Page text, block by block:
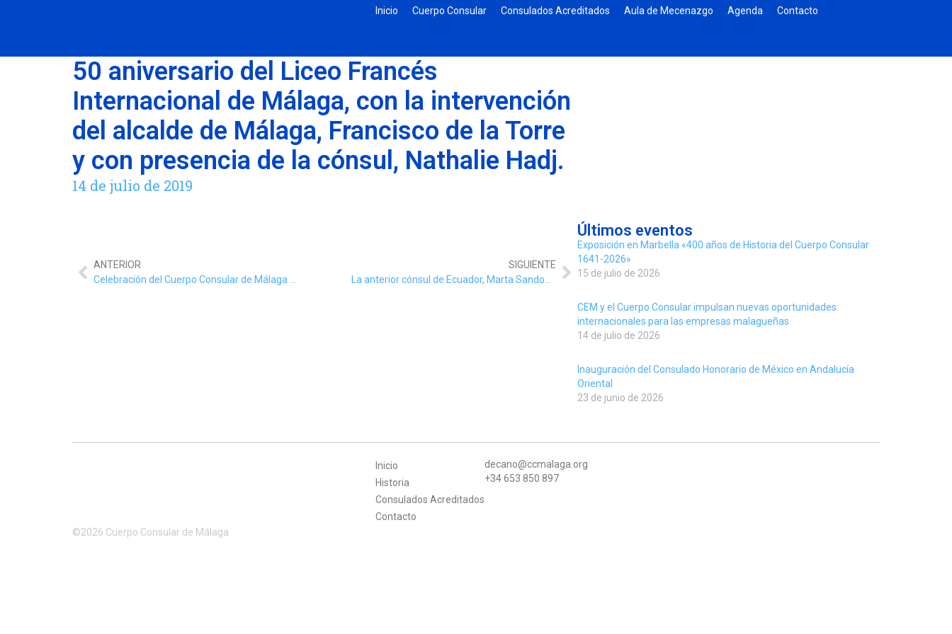
Inicio Cuerpo Consular Consulados Acreditados Aula de Mecenazgo Agenda Contacto
50 aniversario del Liceo Francés
Internacional de Málaga, con la intervención
del alcalde de Málaga, Francisco de la Torre
y con presencia de la cónsul, Nathalie Hadj.
14 de julio de 2019
ANTERIOR
SIGUIENTE
Últimos eventos
Exposición en Marbella «400 años de Historia del Cuerpo Consular
1641-2026»
15 de julio de 2026
CEM y el Cuerpo Consular impulsan nuevas oportunidades
internacionales para las empresas malagueñas
14 de julio de 2026
Inauguración del Consulado Honorario de México en Andalucía
Oriental
23 de junio de 2026
Inicio
Historia
Consulados Acreditados
Contacto
decano@ccmalaga.org
+34 653 850 897
©2026 Cuerpo Consular de Málaga